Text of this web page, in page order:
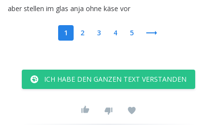
aber stellen im glas anja ohne käse vor
1 2 3 4 5
ICH HABE DEN GANZEN TEXT VERSTANDEN